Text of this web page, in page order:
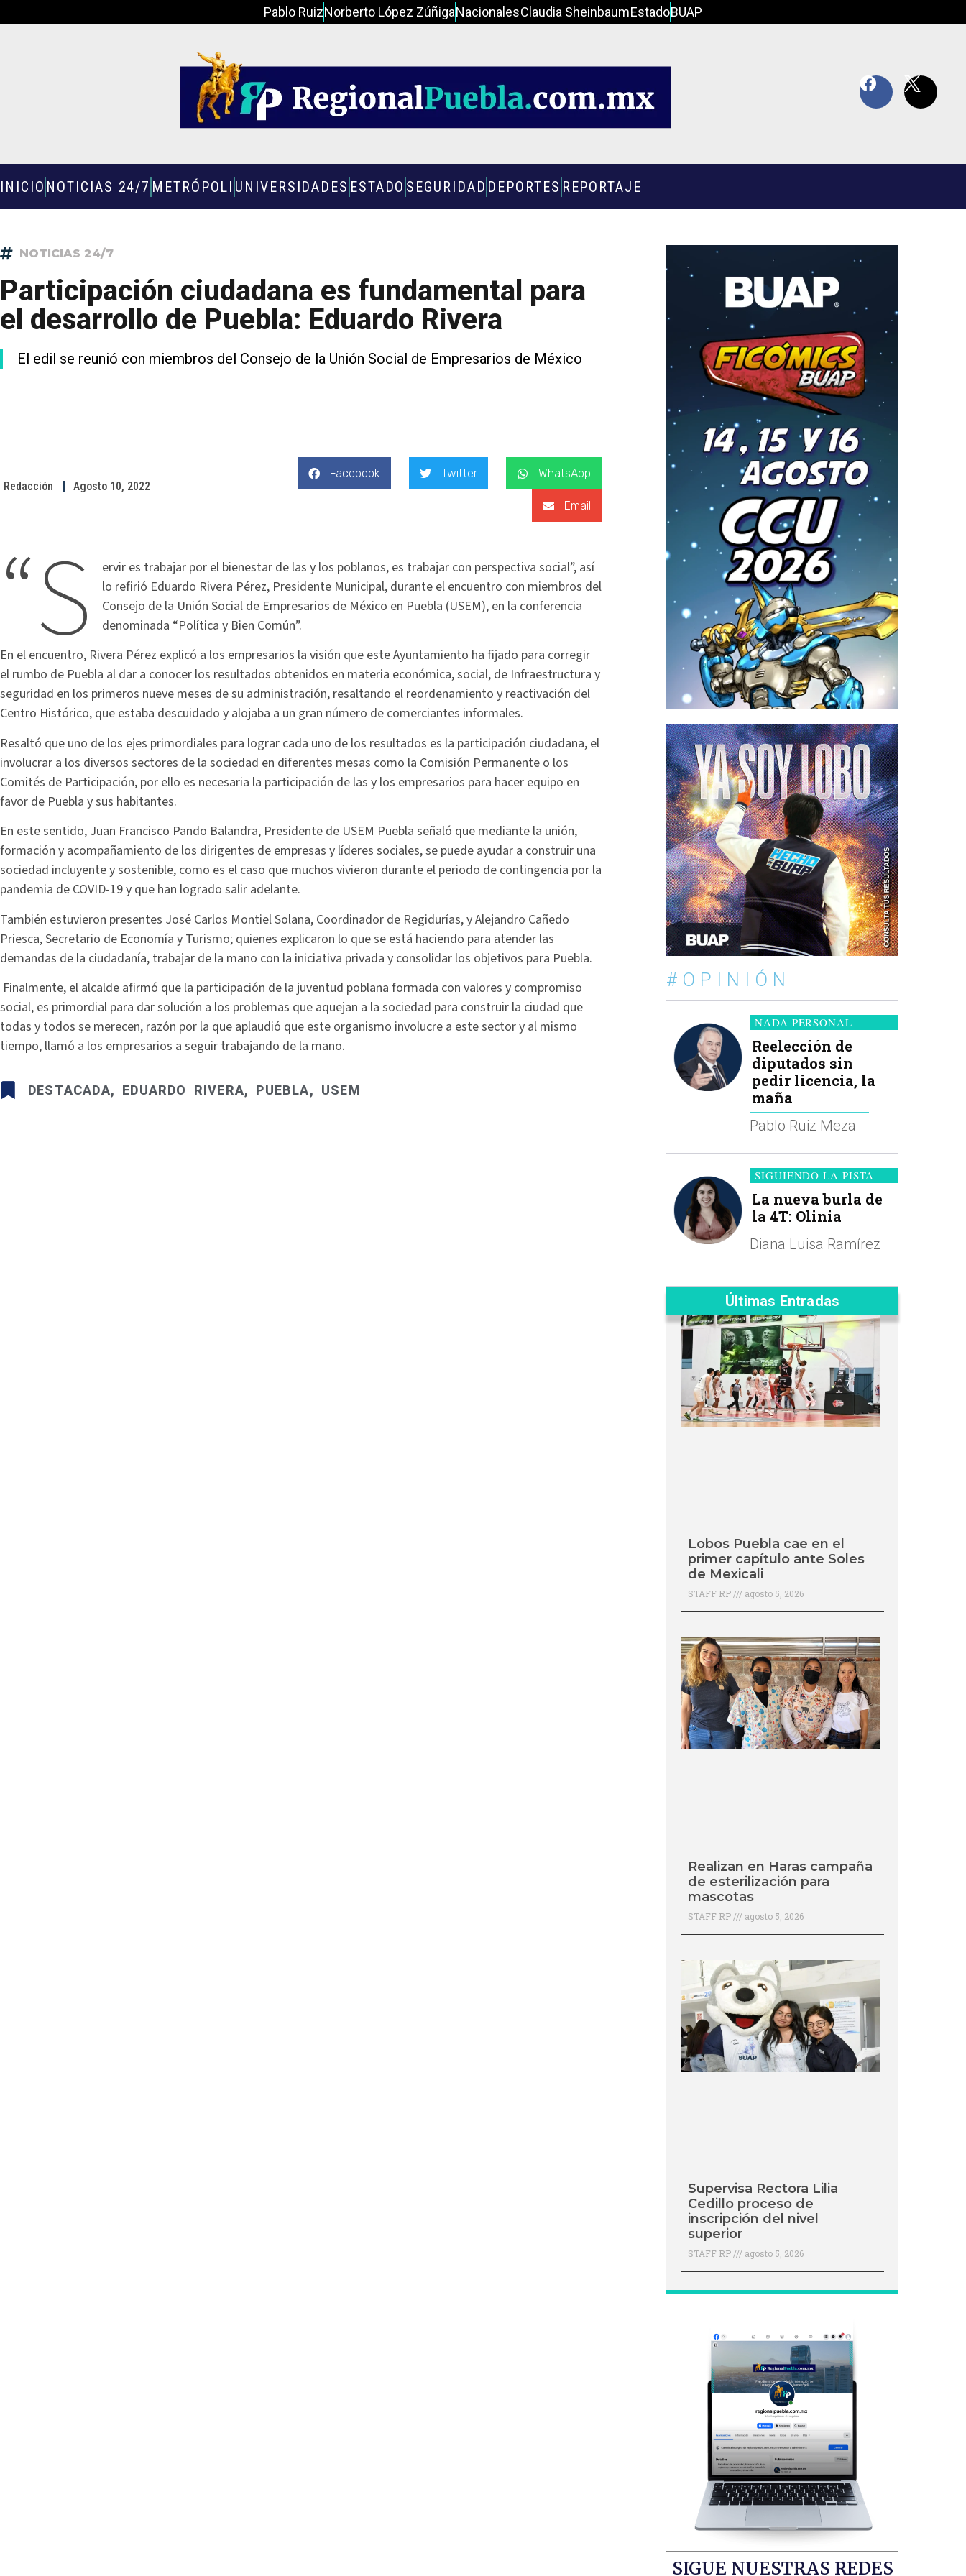
Pablo RuizNorberto López ZúñigaNacionalesClaudia SheinbaumEstadoBUAP
INICIO NOTICIAS 24/7 METRÓPOLI UNIVERSIDADES ESTADO SEGURIDAD DEPORTES REPORTAJE
NOTICIAS 24/7
Participación ciudadana es fundamental para
el desarrollo de Puebla: Eduardo Rivera
El edil se reunió con miembros del Consejo de la Unión Social de Empresarios de México
Redacción Agosto 10, 2022
Facebook Twitter WhatsApp
Email
“S
ervir es trabajar por el bienestar de las y los poblanos, es trabajar con perspectiva social”, así
lo refirió Eduardo Rivera Pérez, Presidente Municipal, durante el encuentro con miembros del
Consejo de la Unión Social de Empresarios de México en Puebla (USEM), en la conferencia
denominada “Política y Bien Común”.
En el encuentro, Rivera Pérez explicó a los empresarios la visión que este Ayuntamiento ha fijado para corregir
el rumbo de Puebla al dar a conocer los resultados obtenidos en materia económica, social, de Infraestructura y
seguridad en los primeros nueve meses de su administración, resaltando el reordenamiento y reactivación del
Centro Histórico, que estaba descuidado y alojaba a un gran número de comerciantes informales.
Resaltó que uno de los ejes primordiales para lograr cada uno de los resultados es la participación ciudadana, el
involucrar a los diversos sectores de la sociedad en diferentes mesas como la Comisión Permanente o los
Comités de Participación, por ello es necesaria la participación de las y los empresarios para hacer equipo en
favor de Puebla y sus habitantes.
En este sentido, Juan Francisco Pando Balandra, Presidente de USEM Puebla señaló que mediante la unión,
formación y acompañamiento de los dirigentes de empresas y líderes sociales, se puede ayudar a construir una
sociedad incluyente y sostenible, como es el caso que muchos vivieron durante el periodo de contingencia por la
pandemia de COVID-19 y que han logrado salir adelante.
También estuvieron presentes José Carlos Montiel Solana, Coordinador de Regidurías, y Alejandro Cañedo
Priesca, Secretario de Economía y Turismo; quienes explicaron lo que se está haciendo para atender las
demandas de la ciudadanía, trabajar de la mano con la iniciativa privada y consolidar los objetivos para Puebla.
Finalmente, el alcalde afirmó que la participación de la juventud poblana formada con valores y compromiso
social, es primordial para dar solución a los problemas que aquejan a la sociedad para construir la ciudad que
todas y todos se merecen, razón por la que aplaudió que este organismo involucre a este sector y al mismo
tiempo, llamó a los empresarios a seguir trabajando de la mano.
DESTACADA, EDUARDO RIVERA, PUEBLA, USEM
#OPINIÓN
NADA PERSONAL
Reelección de
diputados sin
pedir licencia, la
maña
Pablo Ruiz Meza
SIGUIENDO LA PISTA
La nueva burla de
la 4T: Olinia
Diana Luisa Ramírez
Últimas Entradas
Lobos Puebla cae en el
primer capítulo ante Soles
de Mexicali
STAFF RP agosto 5, 2026
Realizan en Haras campaña
de esterilización para
mascotas
STAFF RP agosto 5, 2026
Supervisa Rectora Lilia
Cedillo proceso de
inscripción del nivel
superior
STAFF RP agosto 5, 2026
SIGUE NUESTRAS REDES